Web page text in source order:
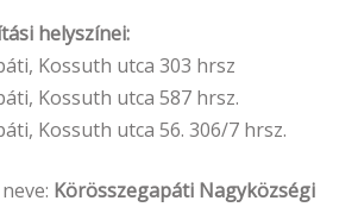
helyszínei:
Kossuth utca 303 hrsz
Kossuth utca 587 hrsz.
Kossuth utca 56. 306/7 hrsz.
Körösszegapáti Nagyközségi